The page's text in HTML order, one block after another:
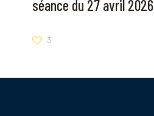
séance du 27 avril 2026
3